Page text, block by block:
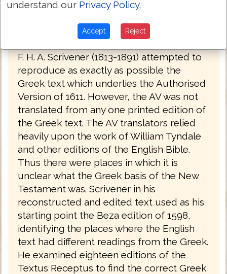
Greek New Testament which reflects the
Textus Receptus underlying the English
Authorised Version.
F. H. A. Scrivener (1813-1891) attempted to
reproduce as exactly as possible the
Greek text which underlies the Authorised
Version of 1611. However, the AV was not
translated from any one printed edition of
the Greek text. The AV translators relied
heavily upon the work of William Tyndale
and other editions of the English Bible.
Thus there were places in which it is
unclear what the Greek basis of the New
Testament was. Scrivener in his
reconstructed and edited text used as his
starting point the Beza edition of 1598,
identifying the places where the English
text had different readings from the Greek.
He examined eighteen editions of the
Textus Receptus to find the correct Greek
understand our Privacy Policy.
Accept Reject